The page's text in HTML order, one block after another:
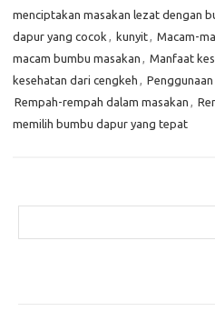
menciptakan masakan lezat dengan
dapur yang cocok , kunyit, Macam-
macam bumbu masakan , Manfaat
kesehatan dari cengkeh ,
Rempah-rempah dalam masakan ,
memilih bumbu dapur yang tepat